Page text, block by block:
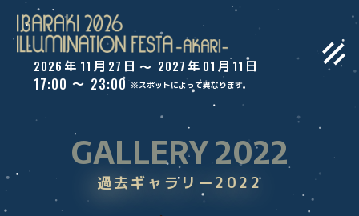
GALLERY 2022
過去ギャラリー2022
2026 年 11 月27 日 〜 2027 年 01 月 11 日
17:00 〜 23:00 ※スポットによって異なります。